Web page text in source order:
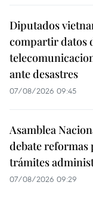
Diputados
compartir datos
ante desastres
07/08/2026 09:45
Asamblea
debate
trámites
07/08/2026 09:29